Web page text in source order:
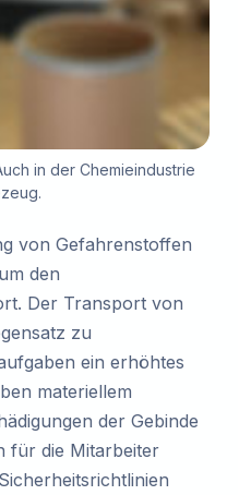
in der Chemieindustrie
von Gefahrenstoffen
den
Der Transport von
zu
ein erhöhtes
materiellem
der Gebinde
für die Mitarbeiter